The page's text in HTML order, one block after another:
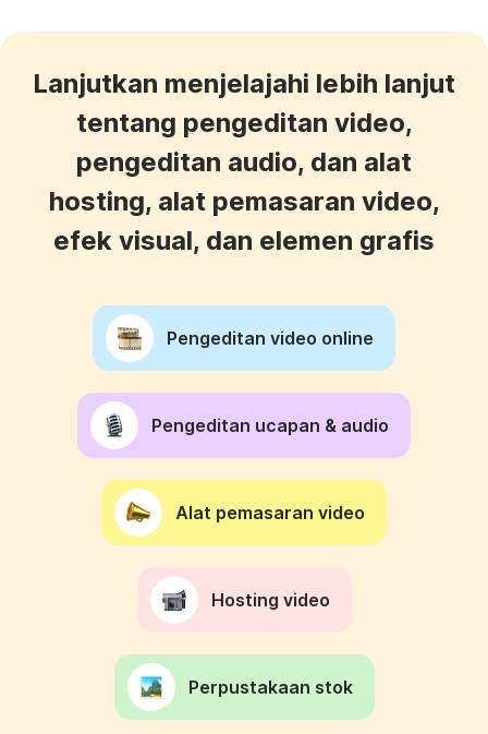
Lanjutkan menjelajahi lebih lanjut
tentang pengeditan video,
pengeditan audio, dan alat
hosting, alat pemasaran video,
efek visual, dan elemen grafis
Pengeditan video online
Pengeditan ucapan & audio
Alat pemasaran video
Hosting video
Perpustakaan stok